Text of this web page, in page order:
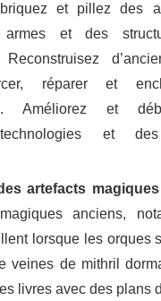
et pillez des
et des
Reconstruisez
réparer et
Améliorez et
et
artefacts
anciens,
lorsque les orques
veines de mithril
livres avec des plans